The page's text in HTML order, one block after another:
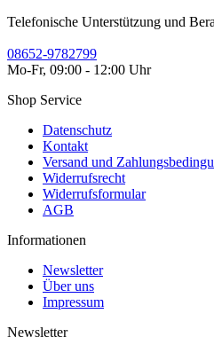
Telefonische Unterstützung und
08652-9782799
Mo-Fr, 09:00 - 12:00 Uhr
Shop Service
Datenschutz
Kontakt
Versand und
Widerrufsrecht
Widerrufsformular
AGB
Informationen
Newsletter
Über uns
Impressum
Newsletter